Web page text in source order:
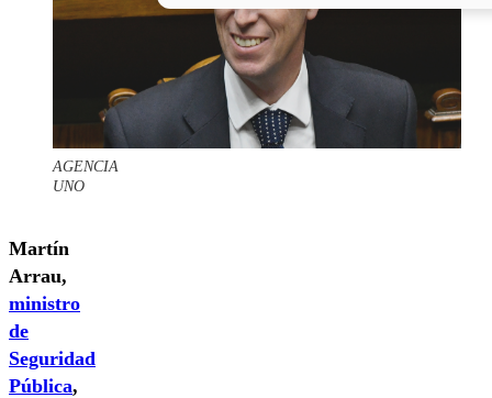
AGENCIA
UNO
Martín
Arrau,
ministro
de
Seguridad
Pública,